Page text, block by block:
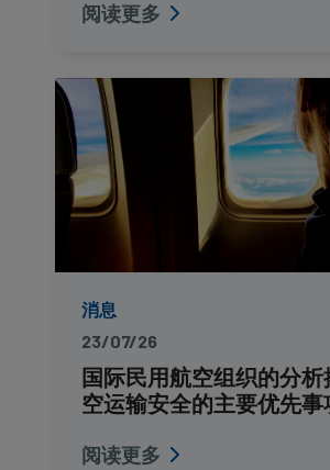
阅读更多
消息
23/07/26
国际民用航空组织的分
空运输安全的主要优先事
阅读更多